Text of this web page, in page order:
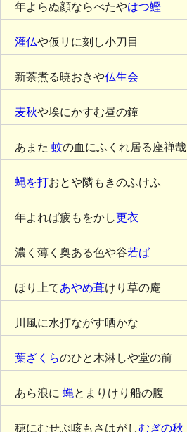
年よらぬ顔ならべたやはつ鰹
灌仏や仮リに刻し小刀目
新茶煮る暁おきや仏生会
麦秋や埃にかすむ昼の鐘
あまた 蚊の血にふくれ居る座禅哉
蝿を打おとや隣もきのふけふ
年よれば疲もをかし更衣
濃く薄く奥ある色や谷若ば
ほり上てあやめ葺けり草の庵
川風に水打ながす晒かな
葉ざくらのひと木淋しや堂の前
あら浪に 蝿とまりけり船の腹
穂にむせぶ咳もさはがしむぎの秋